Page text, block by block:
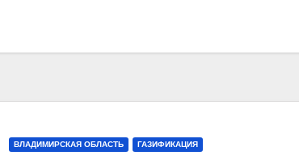
ВЛАДИМИРСКАЯ ОБЛАСТЬ ГАЗИФИКАЦИЯ